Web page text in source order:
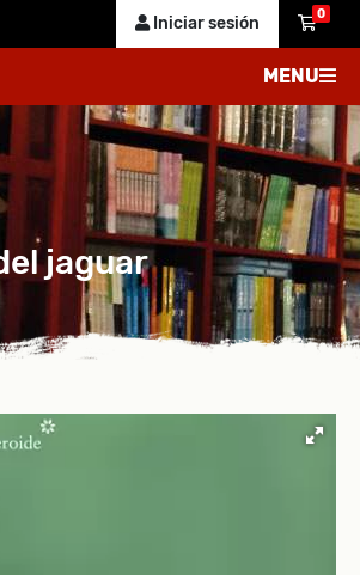
Iniciar sesión 0
MENU
jaguar